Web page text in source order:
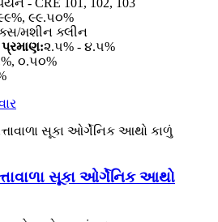
૯૯.૫૦%
મશીન ક્લીન
૨.૫% - ૪.૫%
૦.૫૦%
સૂકા ઓર્ગેનિક આથો